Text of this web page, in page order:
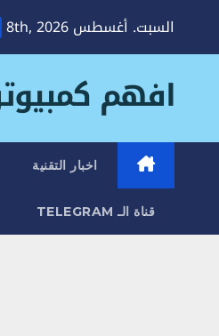
السبت. أغسطس 8th, 2026
افهم
اخبار التقنية
قناة الـ TELEGRAM